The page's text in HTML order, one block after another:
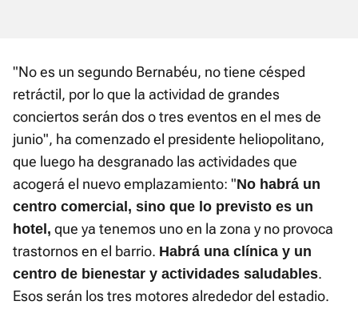
"No es un segundo Bernabéu, no tiene césped
retráctil, por lo que la actividad de grandes
conciertos serán dos o tres eventos en el mes de
junio", ha comenzado el presidente heliopolitano,
que luego ha desgranado las actividades que
acogerá el nuevo emplazamiento: "No habrá un
centro comercial, sino que lo previsto es un
hotel, que ya tenemos uno en la zona y no provoca
trastornos en el barrio. Habrá una clínica y un
centro de bienestar y actividades saludables.
Esos serán los tres motores alrededor del estadio.